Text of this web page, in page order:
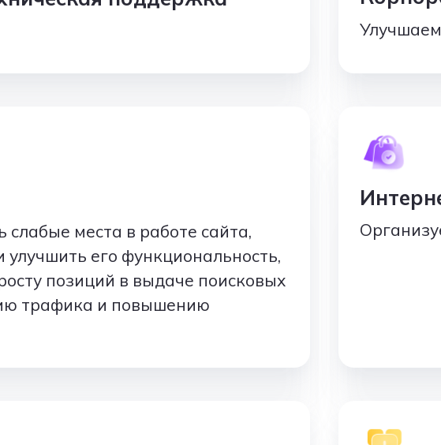
слабые места в работе сайта,
улучшить его функциональность,
позиций в выдаче поисковых
трафика и повышению